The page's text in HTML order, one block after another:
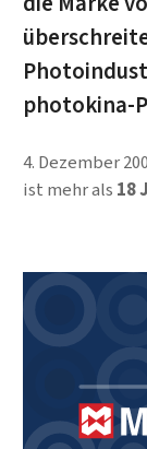
photokina-
4. Dezember
ist mehr als 18